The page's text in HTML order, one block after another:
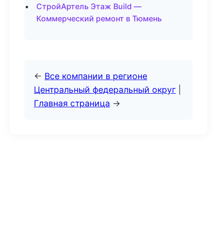
СтройАртель Этаж Build —
Коммерческий ремонт в Тюмень
← Все компании в регионе
Центральный федеральный округ
Главная страница →